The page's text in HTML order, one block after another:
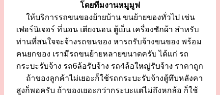
โดยทีมงานหมูมูฟ
ให้บริการรถขนของย้ายบ้าน ขนย้ายของทั่วไป เช่น
เฟอร์นิเจอร์ ที่นอน เตียงนอน ตู้เย็น เครื่องซักผ้า สำหรับ
ท่านที่สนใจจะจ้างรถขนของ หารถรับจ้างขนของ พร้อม
คนยกของ เรามีรถขนย้ายหลายขนาดครับ ได้แก่ รถ
กระบะรับจ้าง รถ6ล้อรับจ้าง รถ4ล้อใหญ่รับจ้าง ราคาถูก
ถ้าของลูกค้าไม่เยอะก็ใช้รถกระบะรับจ้างตู้ทึบหลังคา
สูงก็พอครับ ถ้าของเยอะกว่ากระบะแต่ไม่ถึงหกล้อ ก็ใช้